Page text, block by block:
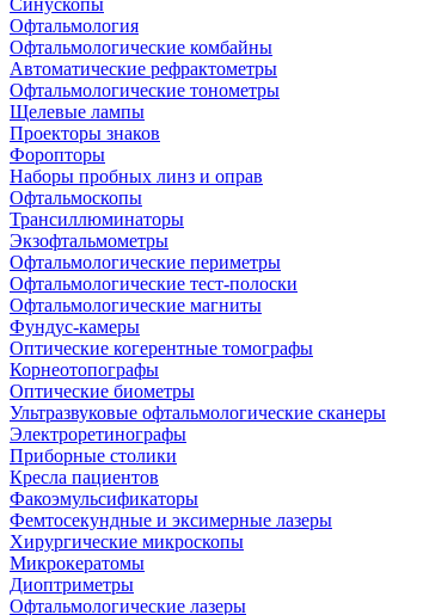
Синускопы
Офтальмология
Офтальмологические комбайны
Автоматические рефрактометры
Офтальмологические тонометры
Щелевые лампы
Проекторы знаков
Форопторы
Наборы пробных линз и оправ
Офтальмоскопы
Трансиллюминаторы
Экзофтальмометры
Офтальмологические периметры
Офтальмологические тест-полоски
Офтальмологические магниты
Фундус-камеры
Оптические когерентные томографы
Корнеотопографы
Оптические биометры
Ультразвуковые офтальмологические сканеры
Электроретинографы
Приборные столики
Кресла пациентов
Факоэмульсификаторы
Фемтосекундные и эксимерные лазеры
Хирургические микроскопы
Микрокератомы
Диоптриметры
Офтальмологические лазеры